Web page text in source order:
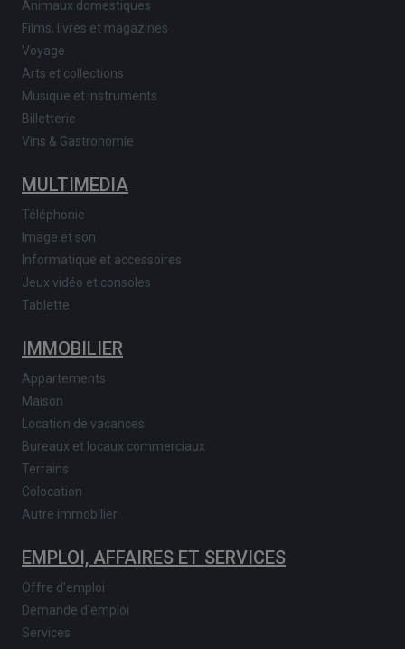
Animaux domestiques
Films, livres et magazines
Voyage
Arts et collections
Musique et instruments
Billetterie
Vins & Gastronomie
MULTIMEDIA
Téléphonie
Image et son
Informatique et accessoires
Jeux vidéo et consoles
Tablette
IMMOBILIER
Appartements
Maison
Location de vacances
Bureaux et locaux commerciaux
Terrains
Colocation
Autre immobilier
EMPLOI, AFFAIRES ET SERVICES
Offre d'emploi
Demande d'emploi
Services